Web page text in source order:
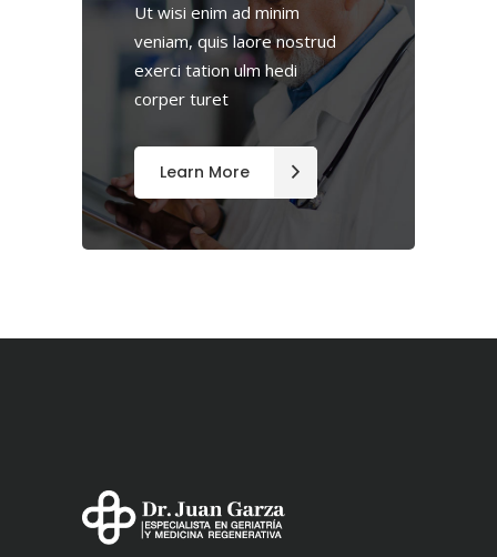
Ut wisi enim ad minim
veniam, quis laore nostrud
exerci tation ulm hedi
corper turet
Learn More